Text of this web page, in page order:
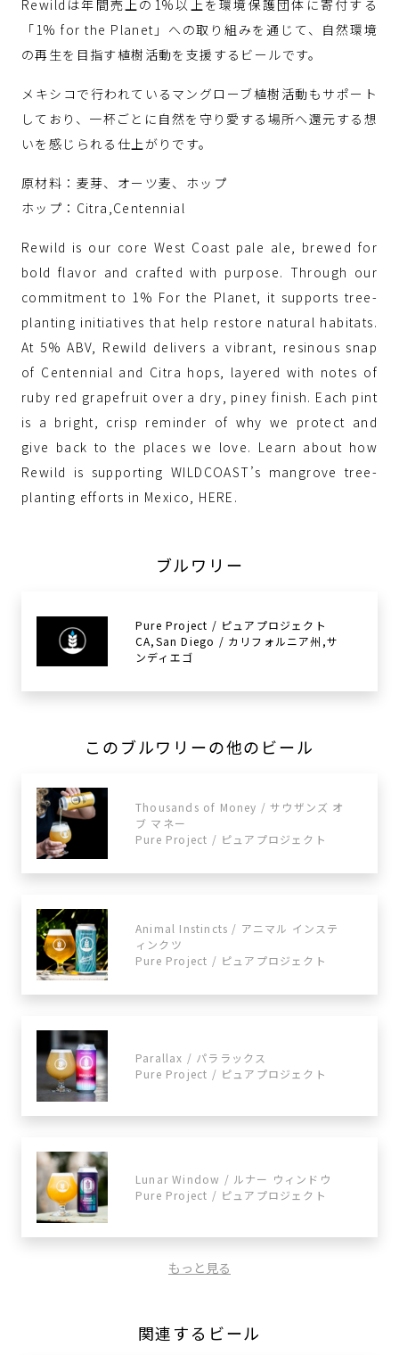
Rewildは年間売上の1%以上を環境保護団体に寄付する
「1% for the Planet」への取り組みを通じて、自然環境
の再生を目指す植樹活動を支援するビールです。
メキシコで行われているマングローブ植樹活動もサポート
しており、一杯ごとに自然を守り愛する場所へ還元する想
いを感じられる仕上がりです。
原材料：麦芽、オーツ麦、ホップ
ホップ：Citra,Centennial
Rewild is our core West Coast pale ale, brewed for
bold flavor and crafted with purpose. Through our
commitment to 1% For the Planet, it supports tree-
planting initiatives that help restore natural habitats.
At 5% ABV, Rewild delivers a vibrant, resinous snap
of Centennial and Citra hops, layered with notes of
ruby red grapefruit over a dry, piney finish. Each pint
is a bright, crisp reminder of why we protect and
give back to the places we love. Learn about how
Rewild is supporting WILDCOAST’s mangrove tree-
planting efforts in Mexico, HERE.
ブルワリー
Pure Project / ピュアプロジェクト
CA,San Diego / カリフォルニア州,サ
ンディエゴ
このブルワリーの他のビール
Thousands of Money / サウザンズ オ
ブ マネー
Pure Project / ピュアプロジェクト
Animal Instincts / アニマル インステ
ィンクツ
Pure Project / ピュアプロジェクト
Parallax / パララックス
Pure Project / ピュアプロジェクト
Lunar Window / ルナー ウィンドウ
Pure Project / ピュアプロジェクト
もっと見る
関連するビール